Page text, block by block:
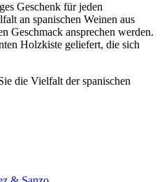
Geschenk für jeden
an spanischen Weinen aus
Geschmack ansprechen werden.
Holzkiste geliefert, die sich
die Vielfalt der spanischen